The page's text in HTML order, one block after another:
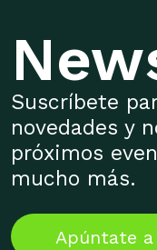
Suscríbete
novedades y
próximos
mucho más.
Apúntate